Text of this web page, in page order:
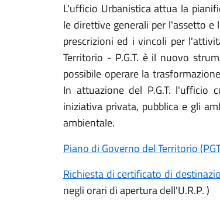
L'ufficio Urbanistica attua la
le direttive generali per l'assetto
prescrizioni ed i vincoli per
Territorio - P.G.T. è il nuovo
possibile operare la
In attuazione del P.G.T. l'ufficio
iniziativa privata, pubblica e gli
ambientale.
Piano di Governo del Territorio
Richiesta di certificato di
negli orari di apertura dell'U.R.P. )